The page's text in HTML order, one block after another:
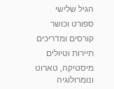
הגיל שלישי
ספורט וכושר
קורסים ומדריכים
תיירות וטיולים
מיסטיקה, טארוט
ונומרולוגיה